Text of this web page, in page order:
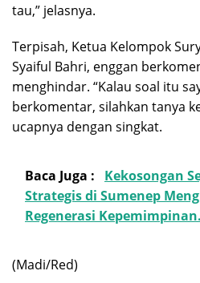
tau,” jelasnya.
Terpisah, Ketua Kelompok
Syaiful Bahri, enggan
menghindar. “Kalau soal itu
berkomentar, silahkan tanya
ucapnya dengan singkat.
Baca Juga :
Kekosongan
Strategis di Sumenep
Regenerasi Kepemimpinan.
(Madi/Red)